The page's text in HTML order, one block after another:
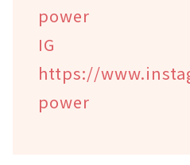
power
IG
https://
power